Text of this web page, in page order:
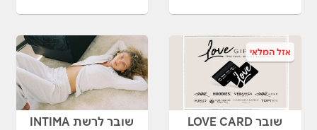
שובר LOVE CARD
אזל המלאי
שובר לרשת INTIMA